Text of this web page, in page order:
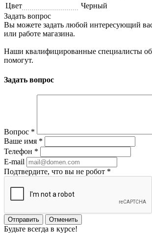
Цвет
Черный
Задать вопрос
Вы можете задать любой интересующий
или работе магазина.
Наши квалифицированные специалисты
помогут.
Задать вопрос
Вопрос *
Ваше имя *
Телефон *
E-mail
Подтвердите, что вы не робот *
Отменить
Будьте всегда в курсе!